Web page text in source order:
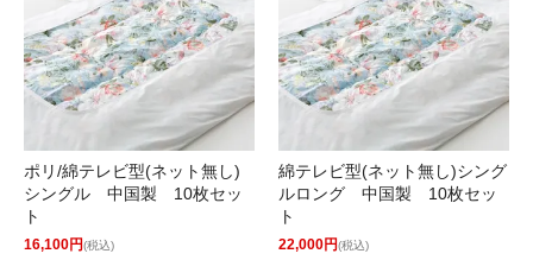
ポリ/綿テレビ型(ネット無し)
シングル 中国製 10枚セッ
ト
16,100円(税込)
綿テレビ型(ネット無し)シング
ルロング 中国製 10枚セッ
ト
22,000円(税込)